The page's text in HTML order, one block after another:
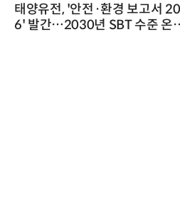
태양유전, '안전·환경 보고서
6' 발간…2030년 SBT 수준 온